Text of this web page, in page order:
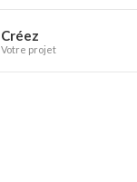
Créez
Votre projet